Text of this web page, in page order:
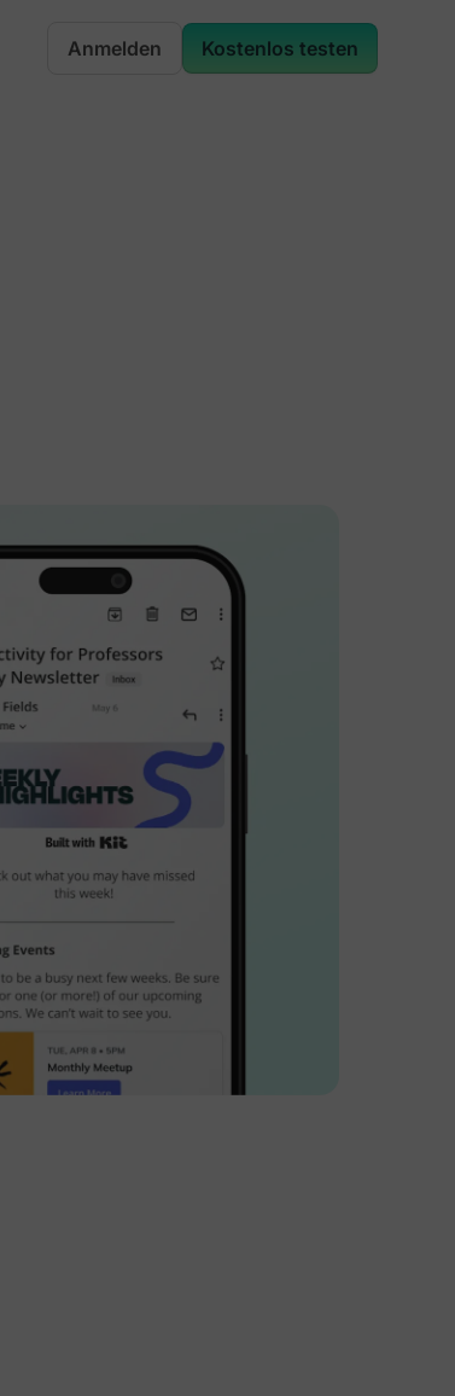
Anmelden Kostenlos testen